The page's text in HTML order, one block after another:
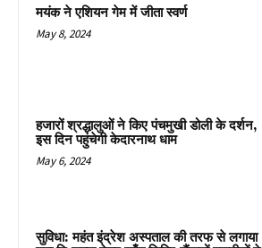
मयंक ने एशियन गेम में जीता स्वर्ण
May 8, 2024
हजारों श्रद्धालुओं ने किए पंचमुखी डोली के दर्शन,
इस दिन पहुंचेगी केदारनाथ धाम
May 6, 2024
सुविधा: महंत इंद्रेश अस्पताल की तरफ से लगाया